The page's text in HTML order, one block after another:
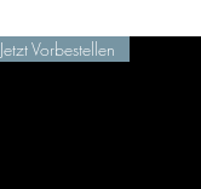
Jetzt Vorbestellen